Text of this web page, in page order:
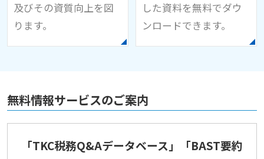
及びその資質向上を図
ります。
した資料を無料でダウ
ンロードできます。
無料情報サービスのご案内
「TKC税務Q&Aデータベース」「BAST要約